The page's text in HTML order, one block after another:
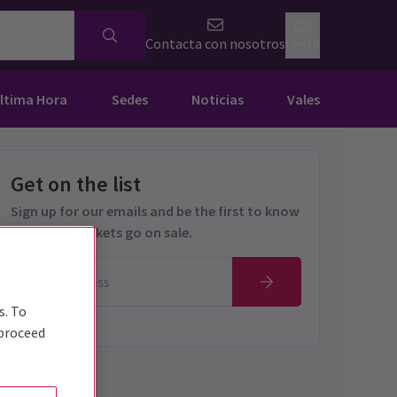
Contacta con nosotros
Hora Sedes Noticias Vales
Get on the list
Sign up for our emails and be the first to know
as soon as tickets go on sale.
To